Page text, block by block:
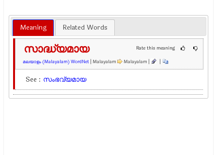
Meaning Related Words
Rate this meaning
സാദ്ധ്യമായ
മലയാളം (Malayalam) WordNet | Malayalam Malayalam | |
See : സംഭവ്യമായ